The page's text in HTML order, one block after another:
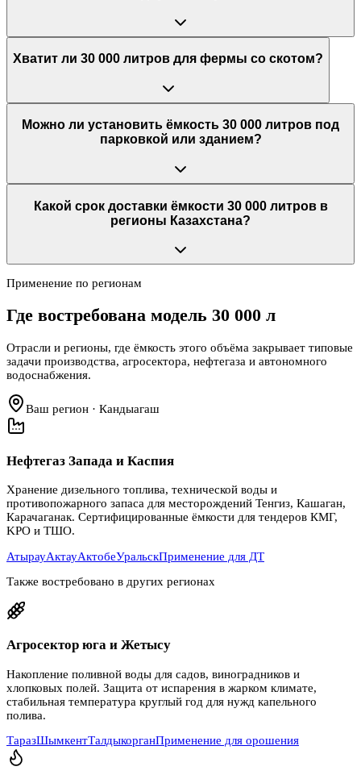
Хватит ли 30 000 литров для фермы со скотом?
Можно ли установить ёмкость 30 000 литров под
парковкой или зданием?
Какой срок доставки ёмкости 30 000 литров в
регионы Казахстана?
Применение по регионам
Где востребована модель 30 000 л
Отрасли и регионы, где ёмкость этого объёма закрывает типовые
задачи производства, агросектора, нефтегаза и автономного
водоснабжения.
Ваш регион · Кандыагаш
Нефтегаз Запада и Каспия
Хранение дизельного топлива, технической воды и
противопожарного запаса для месторождений Тенгиз, Кашаган,
Карачаганак. Сертифицированные ёмкости для тендеров КМГ,
KPO и ТШО.
АтырауАктауАктобеУральскПрименение для ДТ
Также востребовано в других регионах
Агросектор юга и Жетысу
Накопление поливной воды для садов, виноградников и
хлопковых полей. Защита от испарения в жарком климате,
стабильная температура круглый год для нужд капельного
полива.
ТаразШымкентТалдыкорганПрименение для орошения